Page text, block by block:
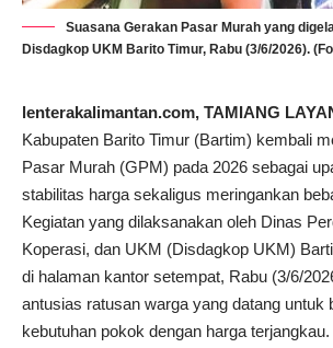
Suasana Gerakan Pasar Murah yang
Disdagkop UKM Barito Timur, Rabu (3/6/2026).
lenterakalimantan.com, TAMIANG
Kabupaten Barito Timur (Bartim) kembali
Pasar Murah (GPM) pada 2026 sebagai
stabilitas harga sekaligus meringankan
Kegiatan yang dilaksanakan oleh Dinas
Koperasi, dan UKM (Disdagkop UKM)
di halaman kantor setempat, Rabu (3/6/
antusias ratusan warga yang datang untuk
kebutuhan pokok dengan harga terjangkau.